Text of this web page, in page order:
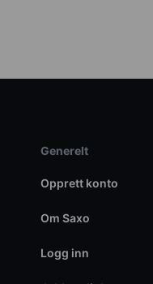
Generelt
Opprett konto
Om Saxo
Logg inn